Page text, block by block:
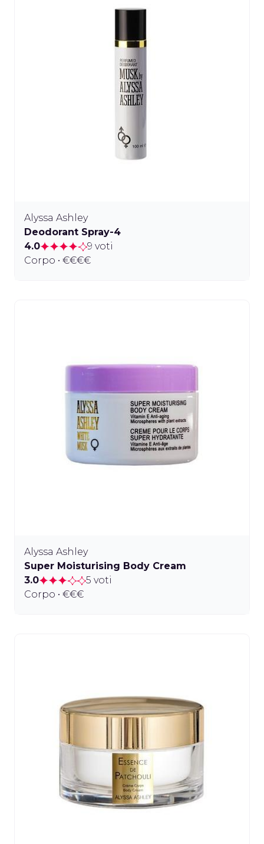
Alyssa Ashley
Deodorant Spray-4
4.0
9 voti
Corpo • €€€€
Alyssa Ashley
Super Moisturising Body Cream
3.0
5 voti
Corpo • €€€